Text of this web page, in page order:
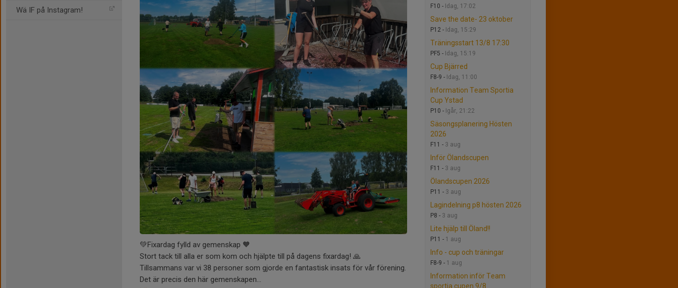
Wä IF på Instagram! F10 - Idag, 17:02
Save the date- 23 oktober
P12 - Idag, 15:29
Träningsstart 13/8 17:30
PF5 - Idag, 15:19
Cup Bjärred
F8-9 - Idag, 11:00
Information Team Sportia
Cup Ystad
P10 - Igår, 21:22
Säsongsplanering Hösten
2026
F11 - 3 aug
Inför Ölandscupen
F11 - 3 aug
Ölandscupen 2026
P11 - 3 aug
Lagindelning p8 hösten 2026
P8 - 3 aug
Lite hjälp till Öland!!
P11 - 1 aug
Info - cup och träningar
F8-9 - 1 aug
Information inför Team
sportia cupen 9/8
💚Fixardag fylld av gemenskap 🧡
Stort tack till alla er som kom och hjälpte till på dagens fixardag! 🙏
Tillsammans var vi 38 personer som gjorde en fantastisk insats för vår förening.
Det är precis den här gemenskapen...